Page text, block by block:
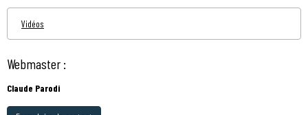
Vidéos
Webmaster :
Claude Parodi